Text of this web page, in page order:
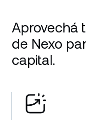
Aprovechá
de Nexo
capital.